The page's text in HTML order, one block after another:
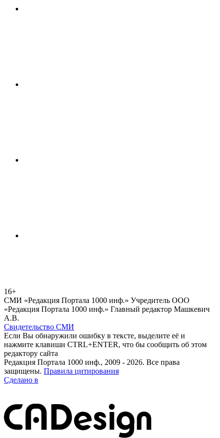
16+
СМИ «Редакция Портала 1000 инф.» Учредитель ООО
«Редакция Портала 1000 инф.» Главный редактор Машкевич
А.В.
Свидетельство СМИ
Если Вы обнаружили ошибку в тексте, выделите её и
нажмите клавиши CTRL+ENTER, что бы сообщить об этом
редактору сайта
Редакция Портала 1000 инф., 2009 - 2026. Все права
защищены. Правила цитирования
Сделано в